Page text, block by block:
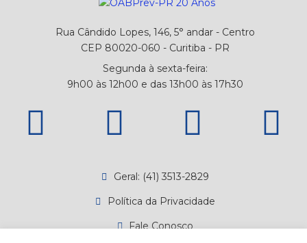
Rua Cândido Lopes, 146, 5° andar - Centro
CEP 80020-060 - Curitiba - PR
Segunda à sexta-feira:
9h00 às 12h00 e das 13h00 às 17h30
Geral: (41) 3513-2829
Política da Privacidade
Fale Conosco